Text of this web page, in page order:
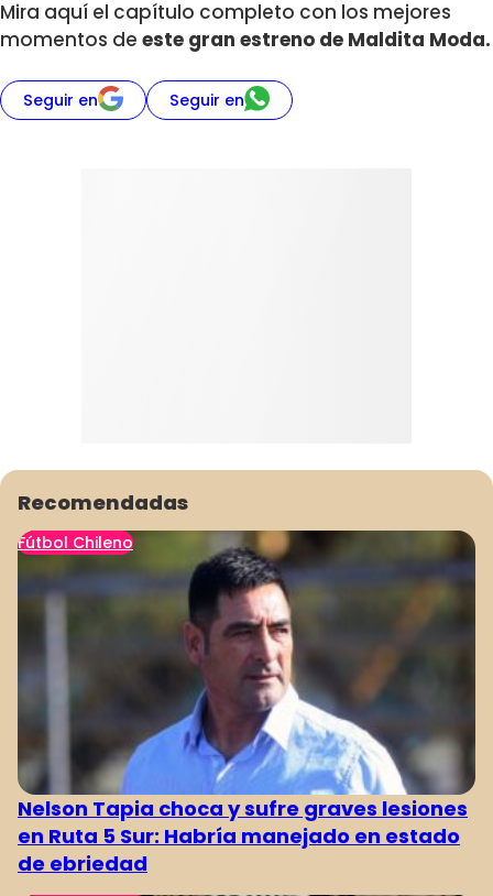
Mira aquí el capítulo completo con los mejores
momentos de este gran estreno de Maldita Moda.
Seguir en Seguir en
Recomendadas
Fútbol Chileno
Nelson Tapia choca y sufre graves lesiones
en Ruta 5 Sur: Habría manejado en estado
de ebriedad